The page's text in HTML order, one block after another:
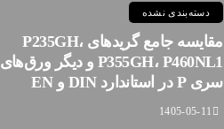
دسته‌بندی نشده
مقایسه جامع گریدهای P235GH،
P355GH، P460NL1 و دیگر ورق‌های
سری P در استاندارد DIN و EN
1405-05-11